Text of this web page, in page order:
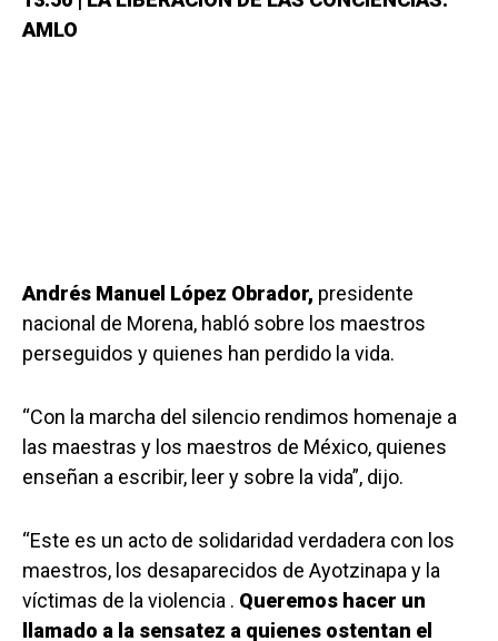
AMLO
Andrés Manuel López Obrador, presidente
nacional de Morena, habló sobre los maestros
perseguidos y quienes han perdido la vida.
“Con la marcha del silencio rendimos homenaje a
las maestras y los maestros de México, quienes
enseñan a escribir, leer y sobre la vida”, dijo.
“Este es un acto de solidaridad verdadera con los
maestros, los desaparecidos de Ayotzinapa y la
víctimas de la violencia . Queremos hacer un
llamado a la sensatez a quienes ostentan el